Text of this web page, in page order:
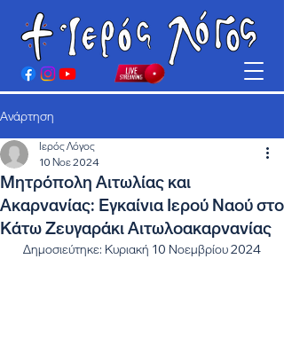
Ανάρτηση
Μητρόπολη Αιτωλίας και
Ακαρνανίας: Εγκαίνια Ιερού Ναού στο
Κάτω Ζευγαράκι Αιτωλοακαρνανίας
Ιερός Λόγος
10 Νοε 2024
Δημοσιεύτηκε: Κυριακή 10 Νοεμβρίου 2024